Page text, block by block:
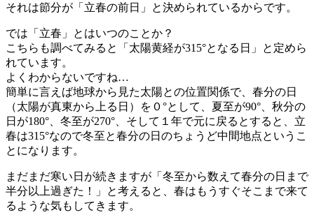
それは節分が「立春の前日」と決められているからです。
では「立春」とはいつのことか？
こちらも調べてみると「太陽黄経が315°となる日」と定めら
れています。
よくわからないですね…
簡単に言えば地球から見た太陽との位置関係で、春分の日
（太陽が真東から上る日）を０°として、夏至が90°、秋分の
日が180°、冬至が270°、そして１年で元に戻るとすると、立
春は315°なので冬至と春分の日のちょうど中間地点というこ
とになります。
まだまだ寒い日が続きますが「冬至から数えて春分の日まで
半分以上過ぎた！」と考えると、春はもうすぐそこまで来て
るような気もしてきます。